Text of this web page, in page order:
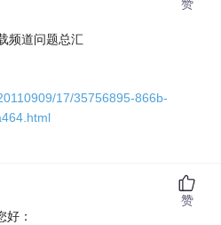
频道问题总汇
17/35756895-866b-
赞
：
赞